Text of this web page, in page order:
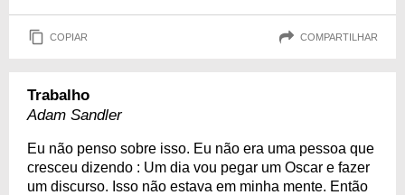
COPIAR COMPARTILHAR
Trabalho
Adam Sandler
Eu não penso sobre isso. Eu não era uma pessoa que
cresceu dizendo : Um dia vou pegar um Oscar e fazer
um discurso. Isso não estava em minha mente. Então